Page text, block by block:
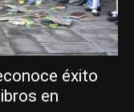
éxito
en